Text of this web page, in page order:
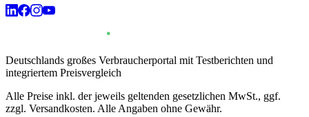
Deutschlands großes Verbraucherportal mit Testberichten und
integriertem Preisvergleich
Alle Preise inkl. der jeweils geltenden gesetzlichen MwSt., ggf.
zzgl. Versandkosten. Alle Angaben ohne Gewähr.